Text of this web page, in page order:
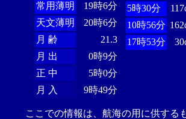
常用薄明
19時6分
天文薄明
20時6分
月 齢
21.3
月 出
0時9分
正 中
5時0分
月 入
9時49分
5時30分
10時56分
17時53分
ここでの情報は、航海の用に供する